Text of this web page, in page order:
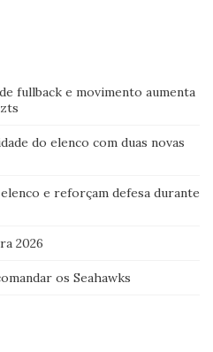
fullback e movimento aumenta
do elenco com duas novas
e reforçam defesa durante
2026
os Seahawks